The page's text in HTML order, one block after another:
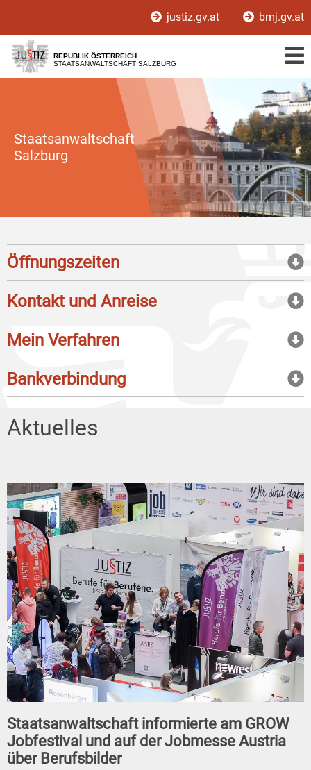
[1]
[2]
justiz.gv.at bmj.gv.at
REPUBLIK ÖSTERREICH
STAATSANWALTSCHAFT SALZBURG
Staatsanwaltschaft
Salzburg
Öffnungszeiten
Kontakt und Anreise
Mein Verfahren
Bankverbindung
Aktuelles
Staatsanwaltschaft informierte am GROW
Jobfestival und auf der Jobmesse Austria
über Berufsbilder